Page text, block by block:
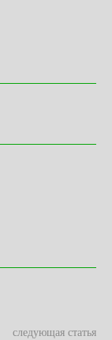
следующая статья